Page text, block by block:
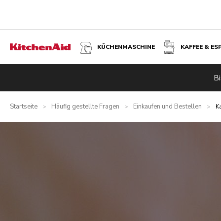
KÜCHENMASCHINE KAFFEE &
Startseite > Häufig gestellte Fragen > Einkaufen und Bestellen >